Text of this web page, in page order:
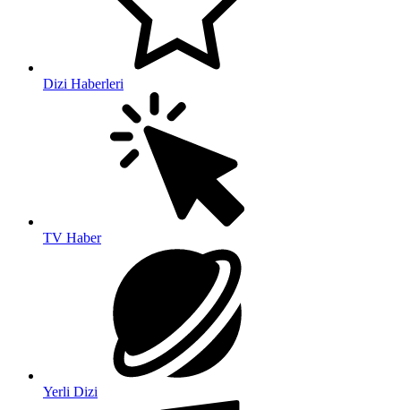
Dizi Haberleri
TV Haber
Yerli Dizi